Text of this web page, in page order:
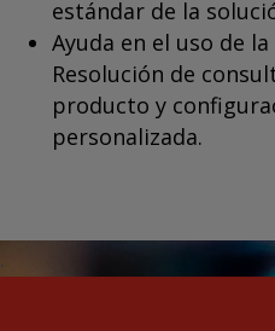
estándar de la
Ayuda en el uso de
Resolución de
producto y
personalizada.
.